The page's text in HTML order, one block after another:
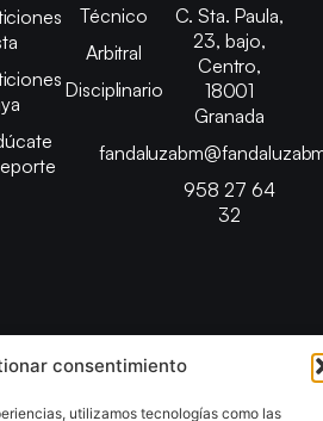
consentimiento
utilizamos tecnologías como las
Técnico
Arbitral
Disciplinario
C. Sta. Paula,
23, bajo,
Centro,
18001
Granada
958 27 64
32